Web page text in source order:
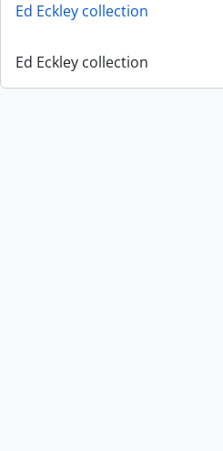
Ed Eckley collection
Ed Eckley collection